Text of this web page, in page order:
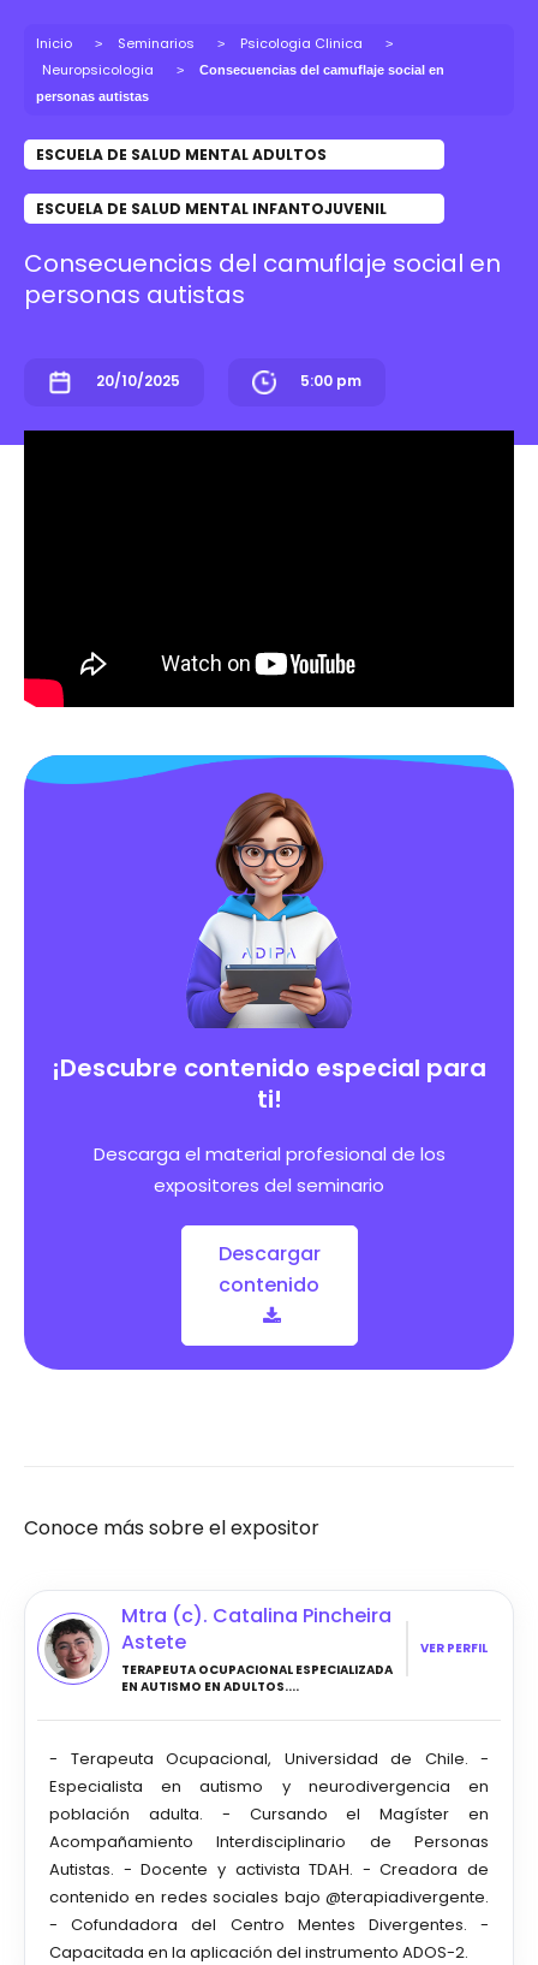
Inicio Seminarios
Psicologia Clinica
Neuropsicologia
Consecuencias del camuflaje social en
personas autistas
ESCUELA DE SALUD MENTAL ADULTOS
ESCUELA DE SALUD MENTAL INFANTOJUVENIL
Consecuencias del camuflaje social en
personas autistas
20/10/2025 5:00 pm
¡Descubre contenido especial para
ti!
Descarga el material profesional de los
expositores del seminario
Descargar
contenido
Conoce más sobre el expositor
Mtra (c). Catalina Pincheira
Astete
TERAPEUTA OCUPACIONAL ESPECIALIZADA
EN AUTISMO EN ADULTOS....
VER PERFIL
- Terapeuta Ocupacional, Universidad de Chile. -
Especialista en autismo y neurodivergencia en
población adulta. - Cursando el Magíster en
Acompañamiento Interdisciplinario de Personas
Autistas. - Docente y activista TDAH. - Creadora de
contenido en redes sociales bajo @terapiadivergente.
- Cofundadora del Centro Mentes Divergentes. -
Capacitada en la aplicación del instrumento ADOS-2.